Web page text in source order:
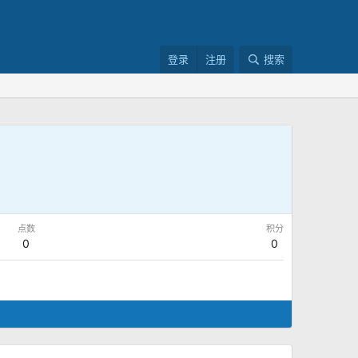
登录 注册 搜索
点数
0
积分
0